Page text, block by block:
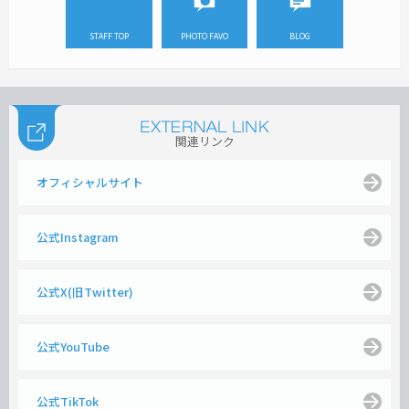
STAFF TOP PHOTO FAVO BLOG
関連リンク
オフィシャルサイト
公式Instagram
公式X(旧Twitter)
公式YouTube
公式TikTok